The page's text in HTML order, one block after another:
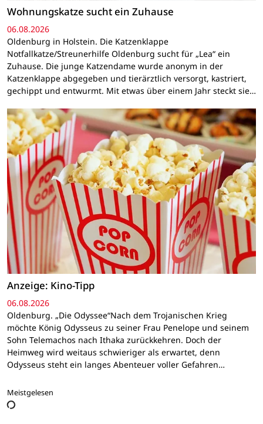
Wohnungskatze sucht ein Zuhause
06.08.2026
Oldenburg in Holstein. Die Katzenklappe
Notfallkatze/Streunerhilfe Oldenburg sucht für „Lea“ ein
Zuhause. Die junge Katzendame wurde anonym in der
Katzenklappe abgegeben und tierärztlich versorgt, kastriert,
gechippt und entwurmt. Mit etwas über einem Jahr steckt sie…
Anzeige: Kino-Tipp
06.08.2026
Oldenburg. „Die Odyssee“Nach dem Trojanischen Krieg
möchte König Odysseus zu seiner Frau Penelope und seinem
Sohn Telemachos nach Ithaka zurückkehren. Doch der
Heimweg wird weitaus schwieriger als erwartet, denn
Odysseus steht ein langes Abenteuer voller Gefahren…
Meistgelesen